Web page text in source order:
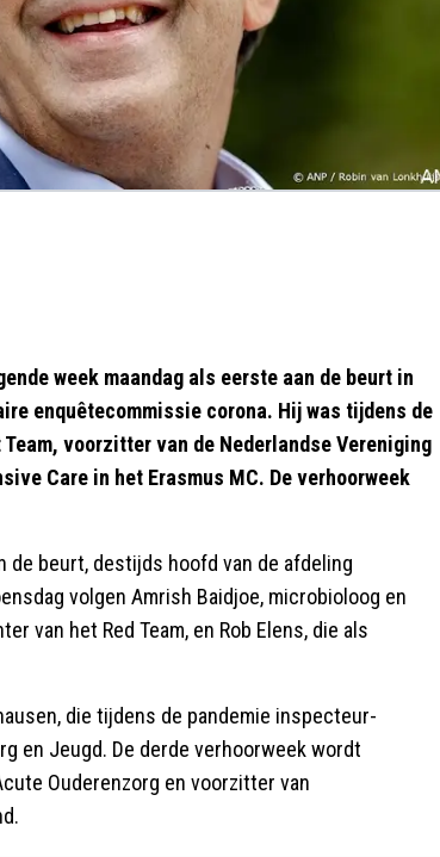
week maandag als eerste aan de beurt in
enquêtecommissie corona. Hij was tijdens de
voorzitter van de Nederlandse Vereniging
Care in het Erasmus MC. De verhoorweek
de beurt, destijds hoofd van de afdeling
volgen Amrish Baidjoe, microbioloog en
van het Red Team, en Rob Elens, die als
die tijdens de pandemie inspecteur-
en Jeugd. De derde verhoorweek wordt
Ouderenzorg en voorzitter van